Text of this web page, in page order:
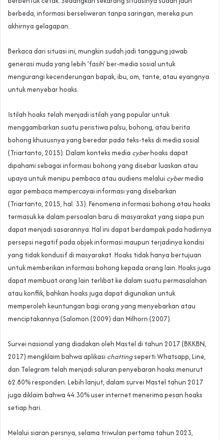
berbeda, informasi berseliweran tanpa saringan, mereka pun
akhirnya gelagapan.
Berkaca dari situasi ini, mungkin sudah jadi tanggung jawab
generasi muda yang lebih ‘fasih’ ber-media sosial untuk
mengurangi kecenderungan bapak, ibu, om, tante, atau eyangnya
untuk menyebar hoaks.
Istilah hoaks telah menjadi istilah yang popular untuk
menggambarkan suatu peristiwa palsu, bohong, atau berita
bohong khususnya yang beredar pada teks-teks di media sosial
(Triartanto, 2015). Dalam konteks media cyberhoaks dapat
dipahami sebagai informasi bohong yang disebar luaskan atau
upaya untuk menipu pembaca atau audiens melalui cybermedia
agar pembaca mempercayai informasi yang disebarkan
(Triartanto, 2015, hal. 33). Fenomena informasi bohong atau hoaks
termasuk ke dalam persoalan baru di masyarakat yang siapa pun
dapat menjadi sasarannya. Hal ini dapat berdampak pada hadirnya
persepsi negatif pada objek informasi maupun terjadinya kondisi
yang tidak kondusif di masyarakat. Hoaks tidak hanya bertujuan
untuk memberikan informasi bohong kepada orang lain. Hoaks juga
dapat membuat orang lain terlibat ke dalam suatu permasalahan
atau konflik, bahkan hoaks juga dapat digunakan untuk
memperoleh keuntungan bagi orang yang menyebarkan atau
menciptakannya (Salomon (2009) dan Milhorn (2007).
Survei nasional yang diadakan oleh Mastel di tahun 2017 (BKKBN,
2017) mengklaim bahwa aplikasi chattingseperti Whatsapp, Line,
dan Telegram telah menjadi saluran penyebaran hoaks menurut
62.80% responden. Lebih lanjut, dalam survei Mastel tahun 2017
juga diklaim bahwa 44.30% user internet menerima pesan hoaks
setiap hari.
Melalui siaran persnya, selama triwulan pertama tahun 2023,